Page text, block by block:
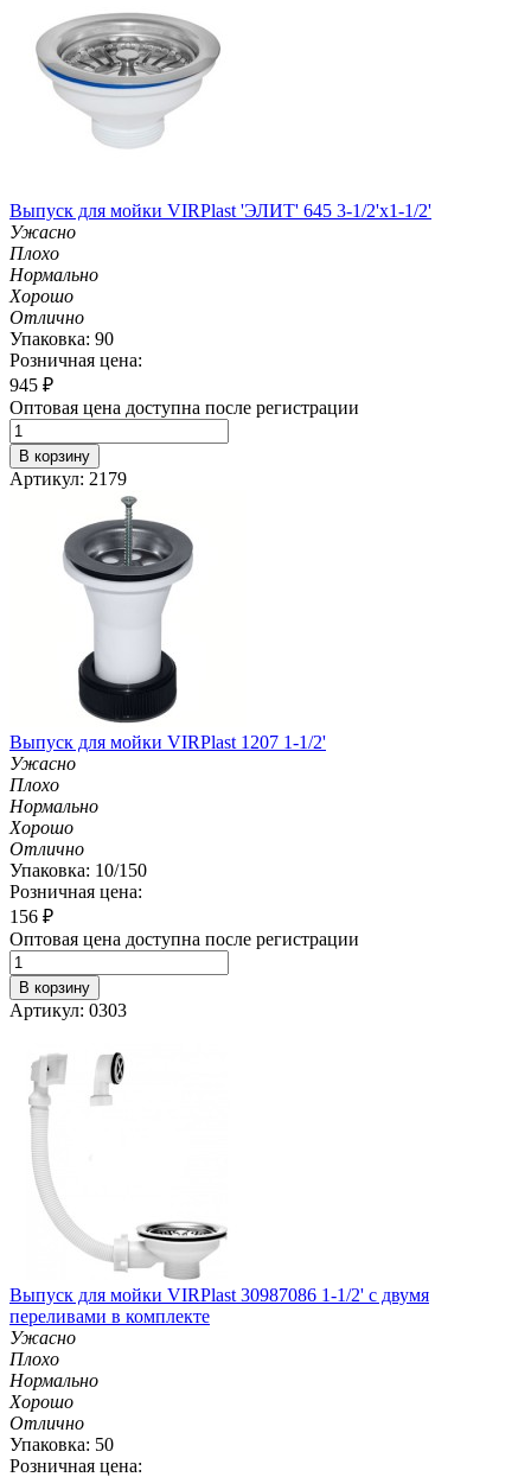
Выпуск для мойки VIRPlast 'ЭЛИТ' 645 3-1/2'х1-1/2'
Ужасно
Плохо
Нормально
Хорошо
Отлично
Упаковка: 90
Розничная цена:
945 ₽
Оптовая цена доступна после регистрации
В корзину
Артикул: 2179
Выпуск для мойки VIRPlast 1207 1-1/2'
Ужасно
Плохо
Нормально
Хорошо
Отлично
Упаковка: 10/150
Розничная цена:
156 ₽
Оптовая цена доступна после регистрации
В корзину
Артикул: 0303
Выпуск для мойки VIRPlast 30987086 1-1/2' с двумя
переливами в комплекте
Ужасно
Плохо
Нормально
Хорошо
Отлично
Упаковка: 50
Розничная цена: